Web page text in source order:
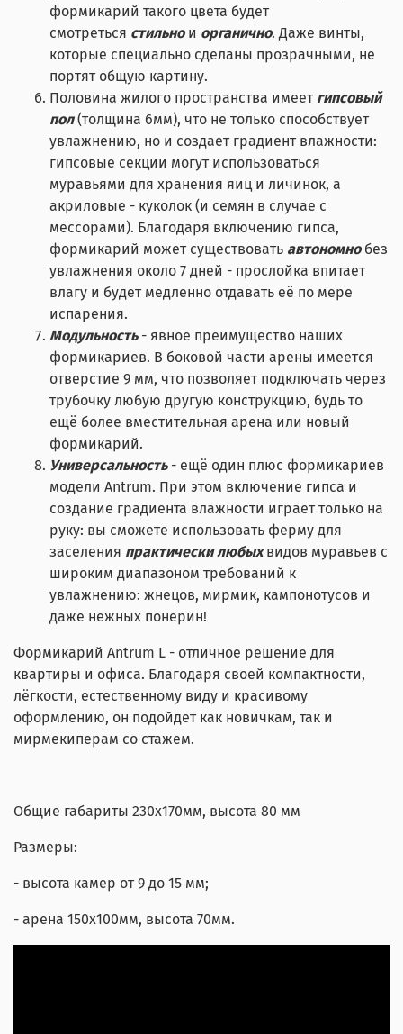
формикарий такого цвета будет
смотреться стильно и органично. Даже винты,
которые специально сделаны прозрачными, не
портят общую картину.
Половина жилого пространства имеет гипсовый
пол (толщина 6мм), что не только способствует
увлажнению, но и создает градиент влажности:
гипсовые секции могут использоваться
муравьями для хранения яиц и личинок, а
акриловые - куколок (и семян в случае с
мессорами). Благодаря включению гипса,
формикарий может существовать автономно без
увлажнения около 7 дней - прослойка впитает
влагу и будет медленно отдавать её по мере
испарения.
Модульность - явное преимущество наших
формикариев. В боковой части арены имеется
отверстие 9 мм, что позволяет подключать через
трубочку любую другую конструкцию, будь то
ещё более вместительная арена или новый
формикарий.
Универсальность - ещё один плюс формикариев
модели Antrum. При этом включение гипса и
создание градиента влажности играет только на
руку: вы сможете использовать ферму для
заселения практически любых видов муравьев с
широким диапазоном требований к
увлажнению: жнецов, мирмик, кампонотусов и
даже нежных понерин!
Формикарий Antrum L - отличное решение для
квартиры и офиса. Благодаря своей компактности,
лёгкости, естественному виду и красивому
оформлению, он подойдет как новичкам, так и
мирмекиперам со стажем.
Общие габариты 230х170мм, высота 80 мм
Размеры:
- высота камер от 9 до 15 мм;
- арена 150х100мм, высота 70мм.